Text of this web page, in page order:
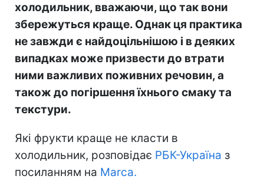
холодильник, вважаючи, що так вони
збережуться краще. Однак ця практика
не завжди є найдоцільнішою і в деяких
випадках може призвести до втрати
ними важливих поживних речовин, а
також до погіршення їхнього смаку та
текстури.
Які фрукти краще не класти в
холодильник, розповідає РБК-Україна з
посиланням на Marca.